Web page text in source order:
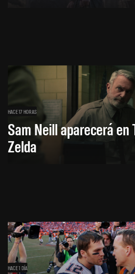
HACE 17 HORAS
Sam Neill aparecerá en
Zelda
HACE 1 DÍA